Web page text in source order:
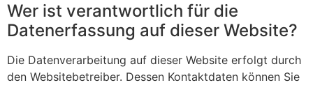
Wer ist verantwortlich für die
Datenerfassung auf dieser Website?
Die Datenverarbeitung auf dieser Website erfolgt durch
den Websitebetreiber. Dessen Kontaktdaten können Sie